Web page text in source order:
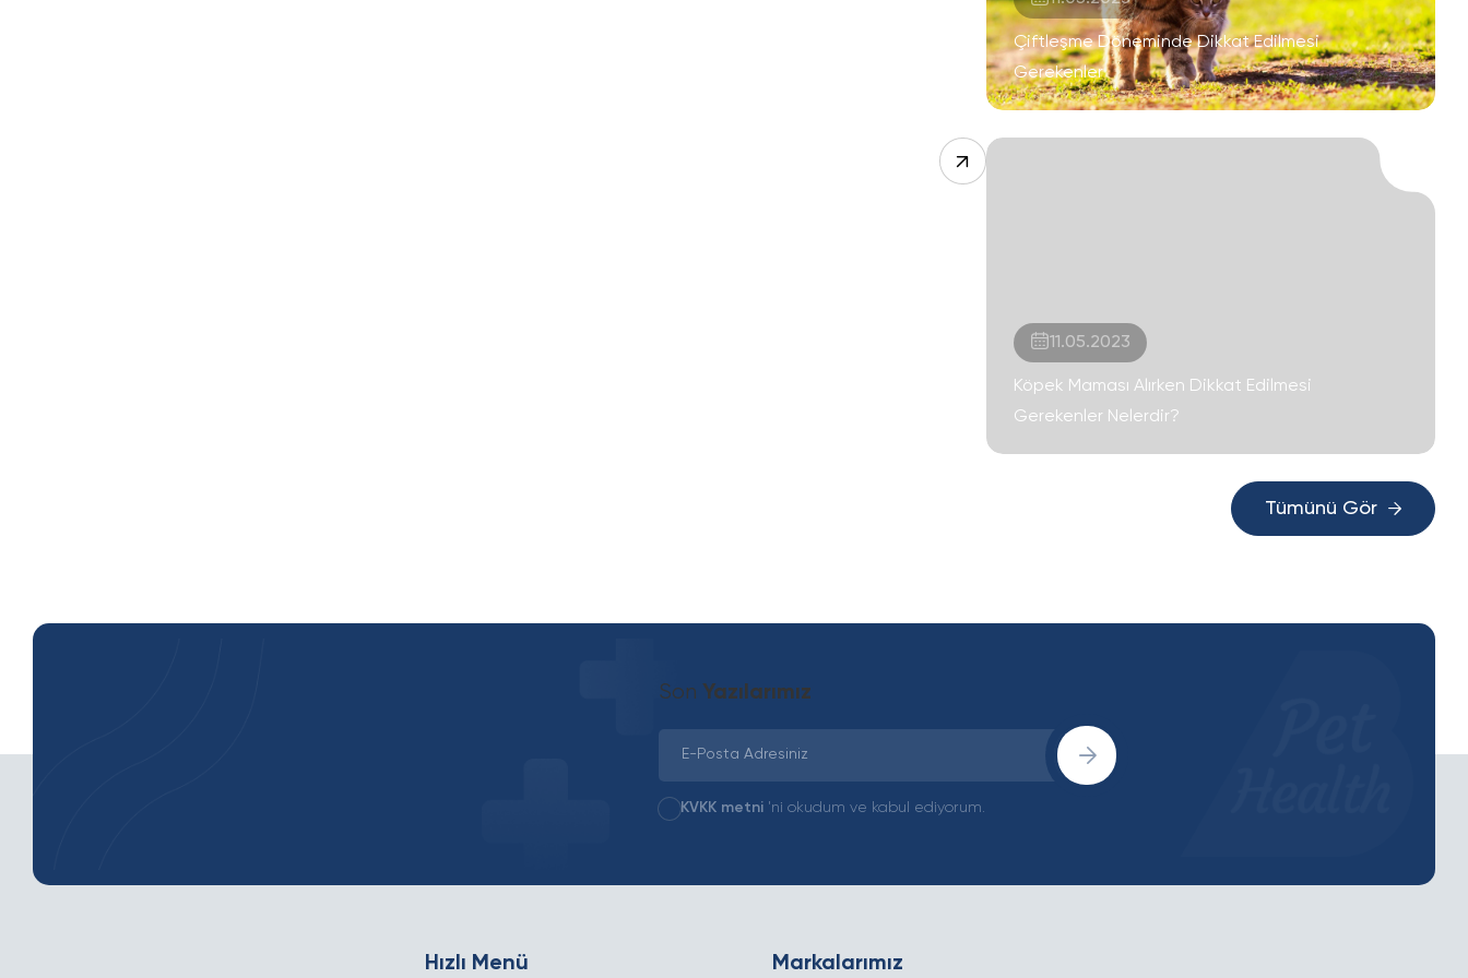
Çiftleşme Döneminde Dikkat Edilmesi
Gerekenler
11.05.2023
Köpek Maması Alırken Dikkat Edilmesi
Gerekenler Nelerdir?
Tümünü Gör
Son Yazılarımız
KVKK metni 'ni okudum ve kabul ediyorum.
Hızlı Menü Markalarımız